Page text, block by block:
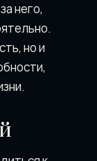
него,
но и